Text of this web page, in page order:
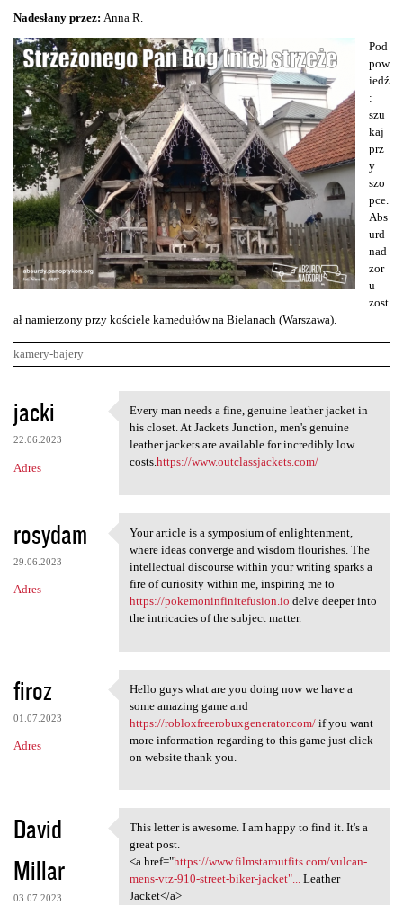
Nadesłany przez: Anna R.
Pod
pow
iedź
:
szu
kaj
prz
y
szo
pce.
Abs
urd
nad
zor
u
zost
ał namierzony przy kościele kamedułów na Bielanach (Warszawa).
kamery-bajery
K
o
m
e
t
a
r
jacki
22.06.2023
Adres
Every man needs a fine,
Every man needs a fine, genuine leather jacket in
his closet. At Jackets Junction, men's genuine
leather jackets are available for incredibly low
costs.https://www.outclassjackets.com/
rosydam
29.06.2023
Adres
Your article is a symposium
Your article is a symposium of enlightenment,
where ideas converge and wisdom flourishes. The
intellectual discourse within your writing sparks a
fire of curiosity within me, inspiring me to
https://pokemoninfinitefusion.io delve deeper into
the intricacies of the subject matter.
firoz
01.07.2023
Adres
Hello guys what are you doing
Hello guys what are you doing now we have a
some amazing game and
https://robloxfreerobuxgenerator.com/if you want
more information regarding to this game just click
on website thank you.
David
Millar
03.07.2023
This letter is awesome. I am
This letter is awesome. I am happy to find it. It's a
great post.
<a href="https://www.filmstaroutfits.com/vulcan-
mens-vtz-910-street-biker-jacket"...Leather
Jacket</a>